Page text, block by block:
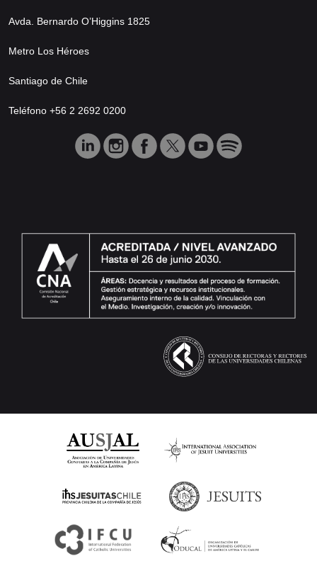
Avda. Bernardo O’Higgins 1825
Metro Los Héroes
Santiago de Chile
Teléfono +56 2 2692 0200